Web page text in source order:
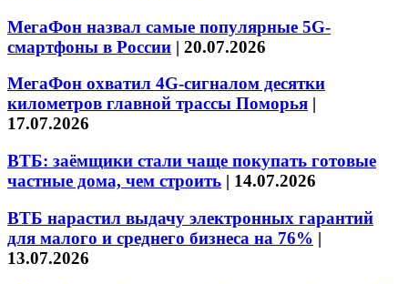
МегаФон назвал самые популярные 5G-
смартфоны в России | 20.07.2026
МегаФон охватил 4G-сигналом десятки
километров главной трассы Поморья |
17.07.2026
ВТБ: заёмщики стали чаще покупать готовые
частные дома, чем строить | 14.07.2026
ВТБ нарастил выдачу электронных гарантий
для малого и среднего бизнеса на 76% |
13.07.2026